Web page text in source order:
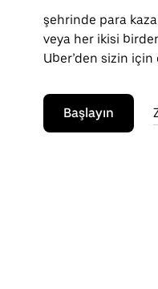
şehrinde para
veya her ikisi
Uber’den sizin için
Başlayın